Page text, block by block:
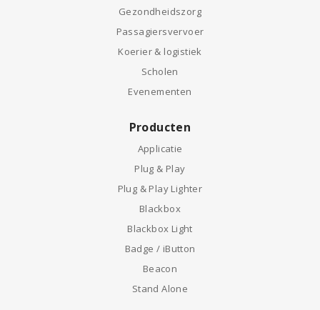
Gezondheidszorg
Passagiersvervoer
Koerier & logistiek
Scholen
Evenementen
Producten
Applicatie
Plug & Play
Plug & Play Lighter
Blackbox
Blackbox Light
Badge / iButton
Beacon
Stand Alone